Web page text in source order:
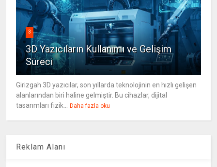
3
3D Yazıcıların Kullanımı ve Gelişim
Süreci
Girizgah 3D yazıcılar, son yıllarda teknolojinin en hızlı gelişen
alanlarından biri haline gelmiştir. Bu cihazlar, dijital
tasarımları fizik... Daha fazla oku
Reklam Alanı